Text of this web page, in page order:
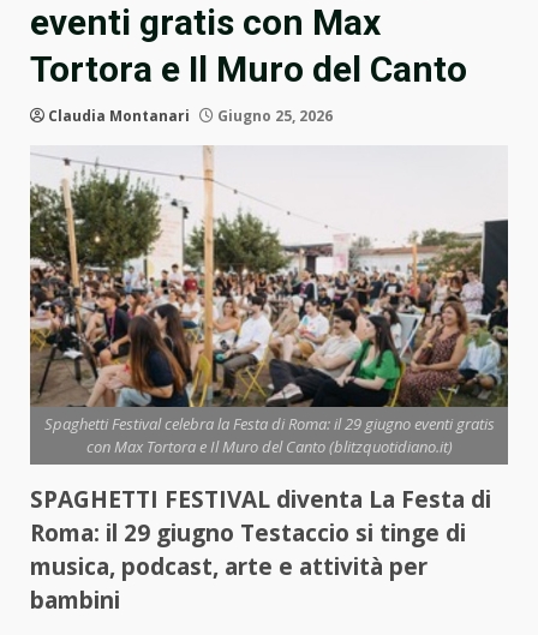
eventi gratis con Max
Tortora e Il Muro del Canto
Claudia Montanari Giugno 25, 2026
Spaghetti Festival celebra la Festa di Roma: il 29 giugno eventi gratis
con Max Tortora e Il Muro del Canto (blitzquotidiano.it)
SPAGHETTI FESTIVAL diventa La Festa di
Roma: il 29 giugno Testaccio si tinge di
musica, podcast, arte e attività per
bambini